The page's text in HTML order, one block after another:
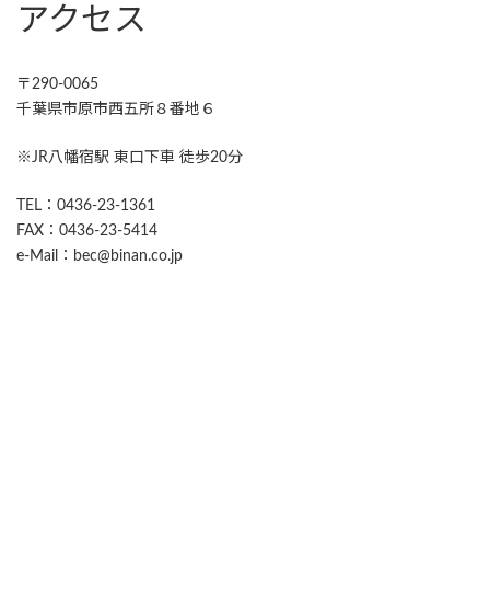
アクセス
〒290-0065
千葉県市原市西五所８番地６
※JR八幡宿駅 東口下車 徒歩20分
TEL：0436-23-1361
FAX：0436-23-5414
e-Mail：bec@binan.co.jp